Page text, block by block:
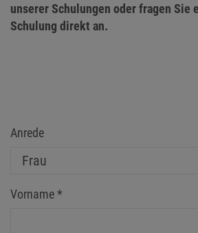
unserer Schulungen oder fragen Sie
Schulung direkt an.
Anrede
Vorname*